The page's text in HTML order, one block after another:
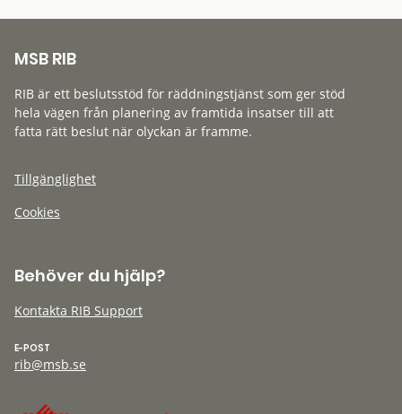
MSB RIB
RIB är ett beslutsstöd för räddningstjänst som ger stöd
hela vägen från planering av framtida insatser till att
fatta rätt beslut när olyckan är framme.
Tillgänglighet
Cookies
Behöver du hjälp?
Kontakta RIB Support
E-POST
rib@msb.se